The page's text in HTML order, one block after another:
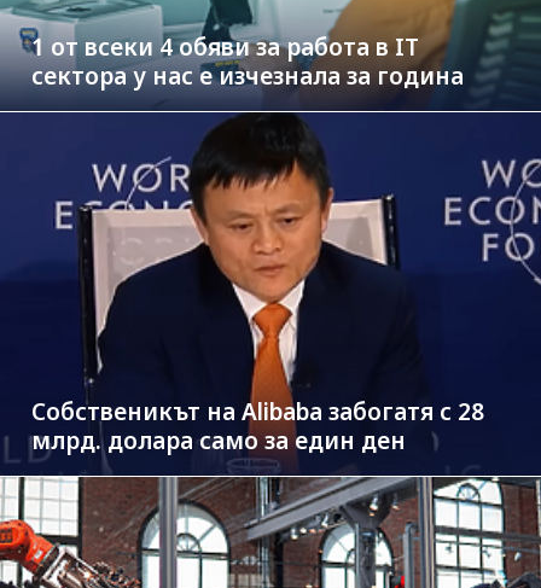
1 от всеки 4 обяви за работа в IT
сектора у нас е изчезнала за година
Собственикът на Alibaba забогатя с 28
млрд. долара само за един ден